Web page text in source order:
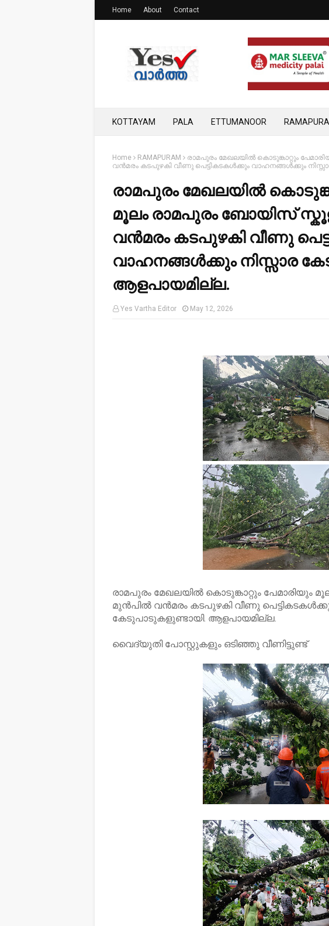
Home About Contact
KOTTAYAM PALA ETTUMANOOR
Home RAMAPURAM
രാമപുരം മേഖലയിൽ കൊടുങ്കാറ്റും
വൻമരം കടപുഴകി വീണു പെട്ടികടകൾക്കും വാഹനങ്ങൾക്കും
രാമപുരം മേഖലയിൽ
മൂലം രാമപുരം ബോയിസ്
വൻമരം കടപുഴകി വീണു
വാഹനങ്ങൾക്കും നിസ്സാര
ആളപായമില്ല.
Yes Vartha Editor May 12, 2026
രാമപുരം മേഖലയിൽ കൊടുങ്കാറ്റും പേമാരിയും
മുൻപിൽ വൻമരം കടപുഴകി വീണു
കേടുപാടുകളുണ്ടായി. ആളപായമില്ല.
വൈദ്യുതി പോസ്റ്റുകളും ഒടിഞ്ഞു വീണിട്ടുണ്ട്